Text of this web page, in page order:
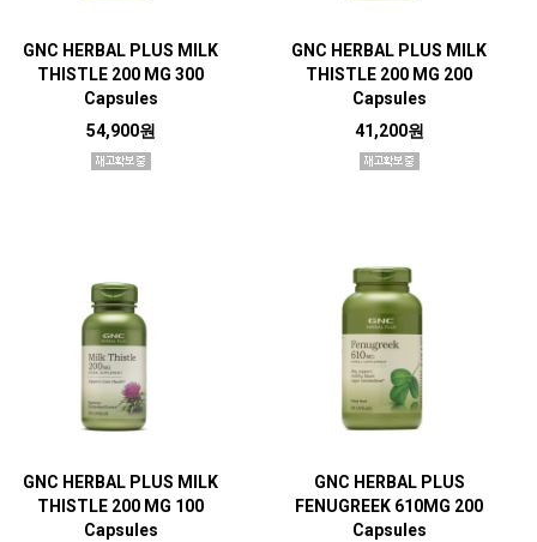
GNC HERBAL PLUS MILK
THISTLE 200 MG 300
Capsules
54,900원
GNC HERBAL PLUS MILK
THISTLE 200 MG 200
Capsules
41,200원
GNC HERBAL PLUS MILK
THISTLE 200 MG 100
Capsules
GNC HERBAL PLUS
FENUGREEK 610MG 200
Capsules